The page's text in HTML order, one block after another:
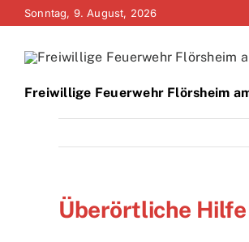
Zum
springen
Sonntag, 9. August, 2026
Freiwillige Feuerwehr Flörsheim
Überörtliche